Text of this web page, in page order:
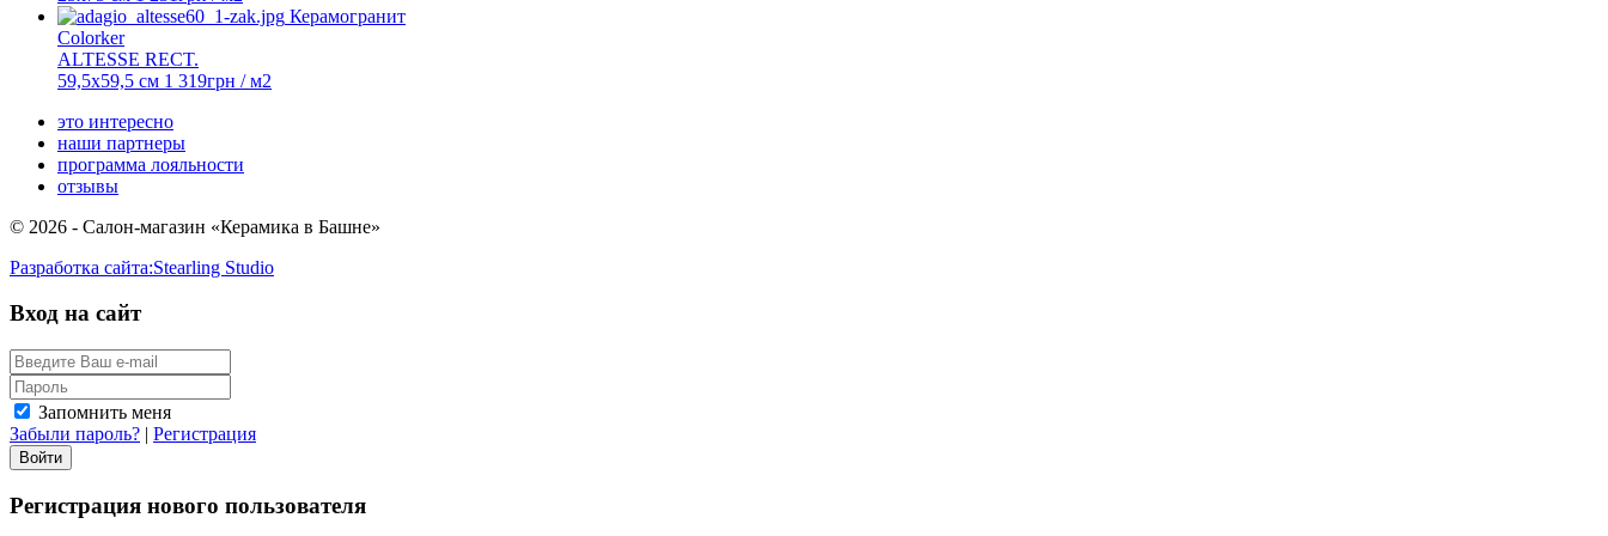
Керамогранит
Colorker
ALTESSE RECT.
59,5x59,5 см 1 319грн / м2
это интересно
наши партнеры
программа лояльности
отзывы
© 2026 - Салон-магазин «Керамика в Башне»
Разработка сайта:Stearling Studio
Вход на сайт
Запомнить меня
Забыли пароль? | Регистрация
Регистрация нового пользователя